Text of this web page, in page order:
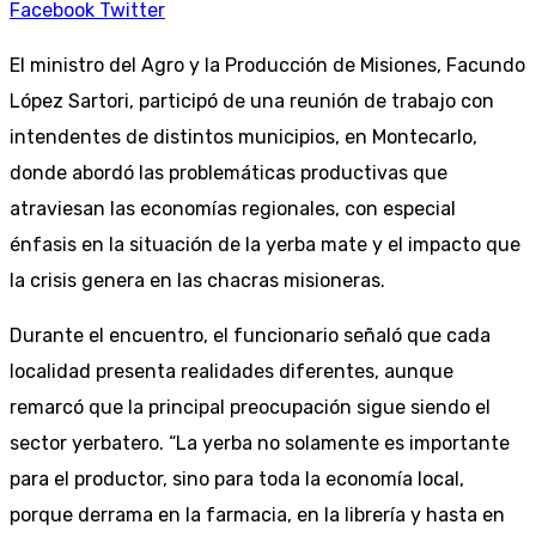
Facebook TwitterYoutube
LinkedIn
Whatsapp
Cloud
StumbleUpon
El ministro del Agro y la Producción de Misiones, Facundo
López Sartori, participó de una reunión de trabajo con
intendentes de distintos municipios, en Montecarlo,
donde abordó las problemáticas productivas que
atraviesan las economías regionales, con especial
énfasis en la situación de la yerba mate y el impacto que
la crisis genera en las chacras misioneras.
Durante el encuentro, el funcionario señaló que cada
localidad presenta realidades diferentes, aunque
remarcó que la principal preocupación sigue siendo el
sector yerbatero. “La yerba no solamente es importante
para el productor, sino para toda la economía local,
porque derrama en la farmacia, en la librería y hasta en